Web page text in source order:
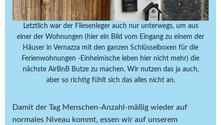
Letztlich war der Fliesenleger auch nur unterwegs, um aus
einer der Wohnungen (hier ein Bild vom Eingang zu einem der
Häuser in Vernazza mit den ganzen Schlüsselboxen für die
Ferienwohnungen -Einheimische leben hier nicht mehr) die
nächste AirBnB Butze zu machen. Wir nutzen das ja auch,
aber so richtig fühlt sich das alles nicht an.
Damit der Tag Menschen-Anzahl-mäßig wieder auf
normales Niveau kommt, essen wir auf unserem